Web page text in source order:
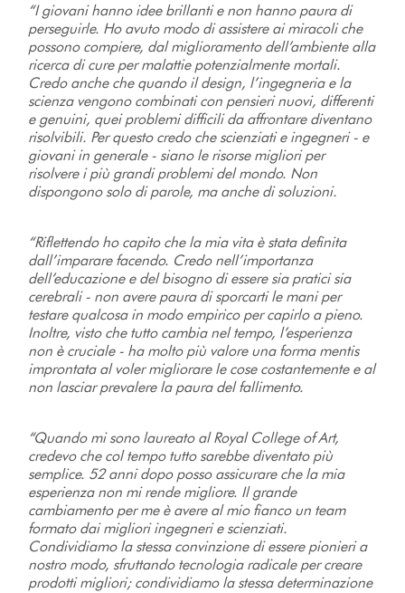
“I giovani hanno idee brillanti e non hanno paura di
perseguirle. Ho avuto modo di assistere ai miracoli che
possono compiere, dal miglioramento dell’ambiente alla
ricerca di cure per malattie potenzialmente mortali.
Credo anche che quando il design, l’ingegneria e la
scienza vengono combinati con pensieri nuovi, differenti
e genuini, quei problemi difficili da affrontare diventano
risolvibili. Per questo credo che scienziati e ingegneri - e
giovani in generale - siano le risorse migliori per
risolvere i più grandi problemi del mondo. Non
dispongono solo di parole, ma anche di soluzioni.
“Riflettendo ho capito che la mia vita è stata definita
dall’imparare facendo. Credo nell’importanza
dell’educazione e del bisogno di essere sia pratici sia
cerebrali - non avere paura di sporcarti le mani per
testare qualcosa in modo empirico per capirlo a pieno.
Inoltre, visto che tutto cambia nel tempo, l’esperienza
non è cruciale - ha molto più valore una forma mentis
improntata al voler migliorare le cose costantemente e al
non lasciar prevalere la paura del fallimento.
“Quando mi sono laureato al Royal College of Art,
credevo che col tempo tutto sarebbe diventato più
semplice. 52 anni dopo posso assicurare che la mia
esperienza non mi rende migliore. Il grande
cambiamento per me è avere al mio fianco un team
formato dai migliori ingegneri e scienziati.
Condividiamo la stessa convinzione di essere pionieri a
nostro modo, sfruttando tecnologia radicale per creare
prodotti migliori; condividiamo la stessa determinazione